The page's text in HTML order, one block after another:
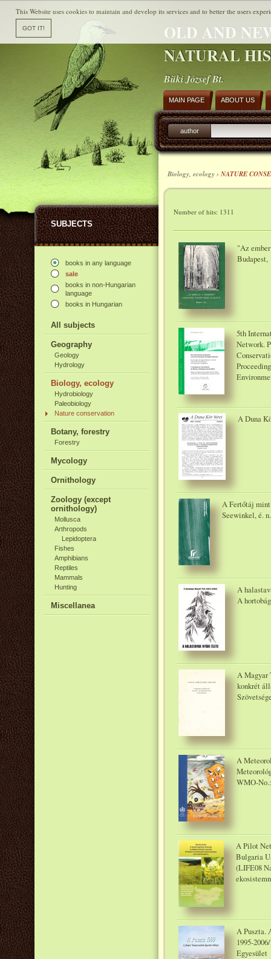
OLD AND
NATURAL
Büki József Bt.
SUBJECTS
books in any language
sale
books in non-Hungarian
language
books in Hungarian
All subjects
Geography
Geology
Hydrology
Biology, ecology
Hydrobiology
Paleobiology
Nature conservation
Botany, forestry
Forestry
Mycology
Ornithology
Zoology (except
ornithology)
Mollusca
Arthropods
Lepidoptera
Fishes
Amphibians
Reptiles
Mammals
Hunting
Miscellanea
MAIN PAGE ABOUT US
author
Biology, ecology › NATURE
Number of hits: 1311
"Az
Budapest,
5th
Network.
A Duna
A Fertőtáj mint
Seewinkel, é. n.
A
A
A Magyar
konkrét
A
WMO-
A Pilot
Bulgaria
(LIFE08
A Puszta.
1995-
Egyesület
This Website uses cookies to maintain and develop its services and to better the users